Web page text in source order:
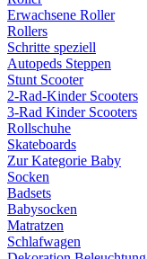
Erwachsene Roller
Rollers
Schritte speziell
Autopeds Steppen
Stunt Scooter
2-Rad-Kinder Scooters
3-Rad Kinder Scooters
Rollschuhe
Skateboards
Zur Kategorie Baby
Socken
Badsets
Babysocken
Matratzen
Schlafwagen